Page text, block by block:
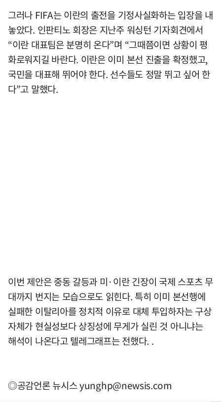
그러나 FIFA는 이란의 출전을 기정사실화하는 입장을 내
놓았다. 인판티노 회장은 지난주 워싱턴 기자회견에서
“이란 대표팀은 분명히 온다”며 “그때쯤이면 상황이 평
화로워지길 바란다. 이란은 이미 본선 진출을 확정했고,
국민을 대표해 뛰어야 한다. 선수들도 정말 뛰고 싶어 한
다”고 말했다.
이번 제안은 중동 갈등과 미·이란 긴장이 국제 스포츠 무
대까지 번지는 모습으로도 읽힌다. 특히 이미 본선행에
실패한 이탈리아를 정치적 이유로 대체 투입하자는 구상
자체가 현실성보다 상징성에 무게가 실린 것 아니냐는
해석이 나온다고 텔레그래프는 전했다. .
◎공감언론 뉴시스yunghp@newsis.com